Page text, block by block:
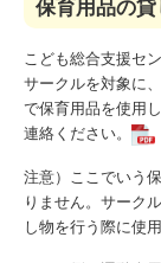
保育用品の貸
こども総合支援セ
サークルを対象に
で保育用品を使用
連絡ください。
注意）ここでいう
りません。サーク
し物を行う際に使